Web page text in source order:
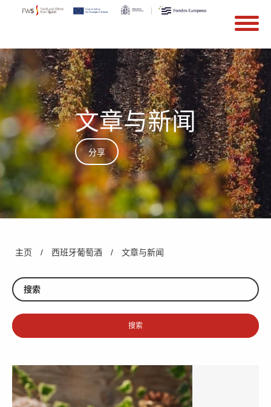
Skip to main content
Search form
文章与新闻
分享
主页 / 西班牙葡萄酒 / 文章与新闻